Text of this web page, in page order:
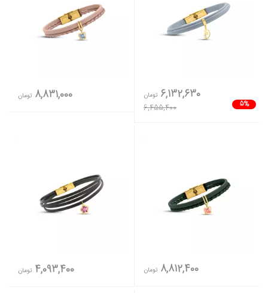
5%
6,132,630 تومان
6,455,400
8,831,000 تومان
8,812,400 تومان 4,093,400 تومان